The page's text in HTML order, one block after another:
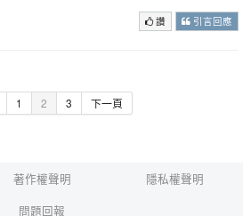
讚 引言回應
1 2 3 下一頁
著作權聲明
隱私權聲明
問題回報